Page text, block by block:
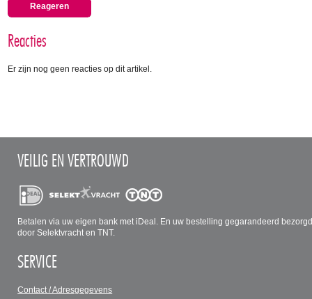
Reageren
Reacties
Er zijn nog geen reacties op dit artikel.
VEILIG EN VERTROUWD
Betalen via uw eigen bank met iDeal. En uw bestelling gegarandeerd
door Selektvracht en TNT.
SERVICE
Contact / Adresgegevens